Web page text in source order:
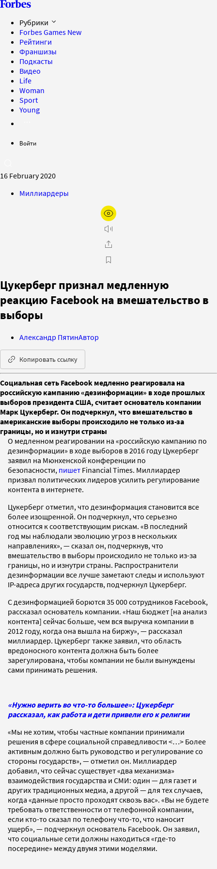
Рубрики
Forbes Games New
Рейтинги
Франшизы
Подкасты
Видео
Life
Woman
Sport
Young
Войти
16 February 2020
Миллиардеры
Цукерберг признал медленную
реакцию Facebook на вмешательство в
выборы
Александр ПятинАвтор
Копировать ссылку
Социальная сеть Facebook медленно реагировала на
российскую кампанию «дезинформации» в ходе прошлых
выборов президента США, считает основатель компании
Марк Цукерберг. Он подчеркнул, что вмешательство в
американские выборы происходило не только из-за
границы, но и изнутри страны
О медленном реагировании на «российскую кампанию по
дезинформации» в ходе выборов в 2016 году Цукерберг
заявил на Мюнхенской конференции по
безопасности, пишет Financial Times. Миллиардер
призвал политических лидеров усилить регулирование
контента в интернете.
Цукерберг отметил, что дезинформация становится все
более изощренной. Он подчеркнул, что серьезно
относится к соответствующим рискам. «В последний
год мы наблюдали эволюцию угроз в нескольких
направлениях», — сказал он, подчеркнув, что
вмешательство в выборы происходило не только из-за
границы, но и изнутри страны. Распространители
дезинформации все лучше заметают следы и используют
IP-адреса других государств, подчеркнул Цукерберг.
С дезинформацией борются 35 000 сотрудников Facebook,
рассказал основатель компании. «Наш бюджет [на анализ
контента] сейчас больше, чем вся выручка компании в
2012 году, когда она вышла на биржу», — рассказал
миллиардер. Цукерберг также заявил, что область
вредоносного контента должна быть более
зарегулирована, чтобы компании не были вынуждены
сами принимать решения.
«Нужно верить во что-то большее»: Цукерберг
рассказал, как работа и дети привели его к религии
«Мы не хотим, чтобы частные компании принимали
решения в сфере социальной справедливости <…> Более
активным должно быть руководство и регулирование со
стороны государств», — отметил он. Миллиардер
добавил, что сейчас существует «два механизма»
взаимодействия государства и СМИ: один — для газет и
других традиционных медиа, а другой — для тех случаев,
когда «данные просто проходят сквозь вас». «Вы не будете
требовать ответственности от телефонной компании,
если кто-то сказал по телефону что-то, что наносит
ущерб», — подчеркнул основатель Facebook. Он заявил,
что социальные сети должны находиться «где-то
посередине» между двумя этими моделями.